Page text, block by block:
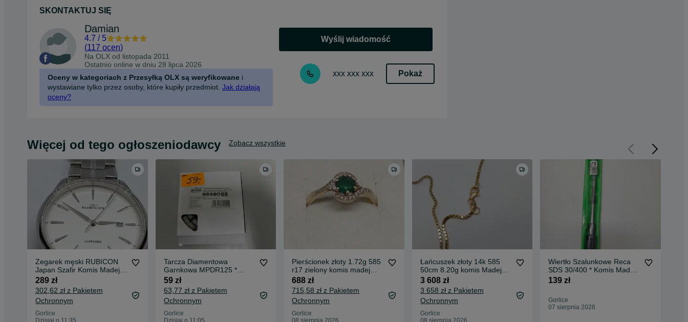
SKONTAKTUJ SIĘ
Damian
4.7 / 5
(117 ocen)
Na OLX od listopada 2011
Ostatnio online w dniu 28 lipca 2026
Oceny w kategoriach z Przesyłką OLX są weryfikowane i
wystawiane tylko przez osoby, które kupiły przedmiot. Jak działają
oceny?
Wyślij wiadomość
xxx xxx xxx Pokaż
Więcej od tego ogłoszeniodawcy Zobacz wszystkie
Zegarek męski RUBICON
Japan Szafir Komis Madej
Gorlice
289 zł
302,62 zł z Pakietem
Ochronnym
Gorlice
Tarcza Diamentowa
Garnkowa MPDR125 *
Komis Madej Gorlice
59 zł
63,77 zł z Pakietem
Ochronnym
Gorlice
Pierścionek złoty 1.72g 585
r17 zielony komis madej
gorlice
688 zł
715,58 zł z Pakietem
Ochronnym
Gorlice
Łańcuszek złoty 14k 585
50cm 8.20g komis Madej
Gorlice
3 608 zł
3 658 zł z Pakietem
Ochronnym
Gorlice
Wiertło Szalunkowe Reca
SDS 30/400 * Komis Madej
Gorlice
139 zł
Gorlice
07 sierpnia 2026